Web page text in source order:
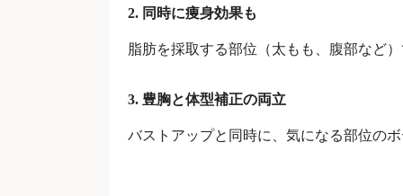
2. 同時に痩身効果も
脂肪を採取する部位（太もも、腹部など
3. 豊胸と体型補正の両立
バストアップと同時に、気になる部位の